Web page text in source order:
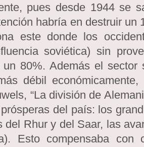
pues desde 1944 se
habría en destruir un
este donde los
soviética) sin
un 80%. Además el sector
débil
“La división de
del país: los
del Rhur y del Saar, las
Esto compensaba